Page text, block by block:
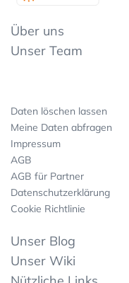
Über uns
Unser Team
Daten löschen lassen
Meine Daten abfragen
Impressum
AGB
AGB für Partner
Datenschutzerklärung
Cookie Richtlinie
Unser Blog
Unser Wiki